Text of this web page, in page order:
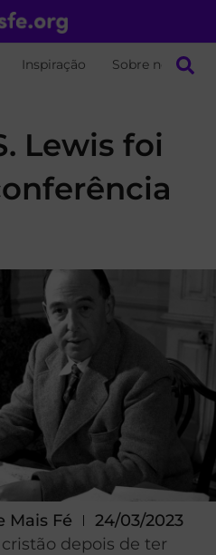
Inspiração Sobre nós
Lewis foi
Mais Fé
24/03/2023
depois de ter